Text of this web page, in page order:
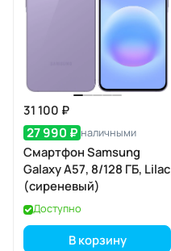
31 100 ₽
27 990 ₽ наличными
Смартфон Samsung
Galaxy A57, 8/128 ГБ, Lilac
(сиреневый)
Доступно
В корзину